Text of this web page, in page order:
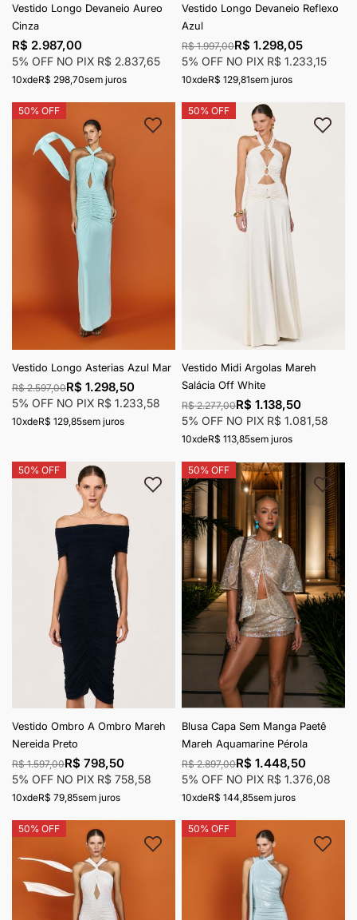
Vestido Longo Devaneio Aureo
Cinza
R$ 2.987,00
5% OFF NO PIX R$ 2.837,65
10xdeR$ 298,70sem juros
Vestido Longo Devaneio Reflexo
Azul
R$ 1.997,00R$ 1.298,05
5% OFF NO PIX R$ 1.233,15
10xdeR$ 129,81sem juros
50% OFF
Vestido Longo Asterias Azul Mar
R$ 2.597,00R$ 1.298,50
5% OFF NO PIX R$ 1.233,58
10xdeR$ 129,85sem juros
Adicionar à lista de desejos
50% OFF
Vestido Midi Argolas Mareh
Salácia Off White
R$ 2.277,00R$ 1.138,50
5% OFF NO PIX R$ 1.081,58
10xdeR$ 113,85sem juros
50% OFF
Vestido Ombro A Ombro Mareh
Nereida Preto
R$ 1.597,00R$ 798,50
5% OFF NO PIX R$ 758,58
10xdeR$ 79,85sem juros
Adicionar à lista de desejos
50% OFF
Blusa Capa Sem Manga Paetê
Mareh Aquamarine Pérola
R$ 2.897,00R$ 1.448,50
5% OFF NO PIX R$ 1.376,08
10xdeR$ 144,85sem juros
50% OFF
Adicionar à lista de desejos
50% OFF